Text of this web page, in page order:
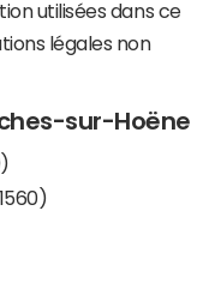
utilisées dans ce
légales non
sur-Hoëne